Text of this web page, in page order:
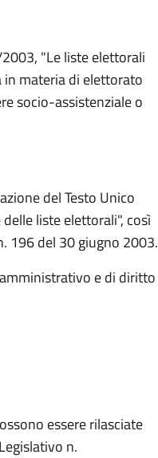
"Le liste elettorali
in materia di elettorato
socio-assistenziale o
del Testo Unico
liste elettorali", così
196 del 30 giugno 2003.
e di diritto
essere rilasciate
n.